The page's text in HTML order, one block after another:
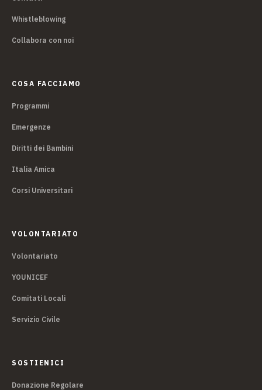
Whistleblowing
Collabora con noi
COSA FACCIAMO
Programmi
Emergenze
Diritti dei Bambini
Italia Amica
Corsi Universitari
VOLONTARIATO
Volontariato
YOUNICEF
Comitati Locali
Servizio Civile
SOSTIENICI
Donazione Regolare